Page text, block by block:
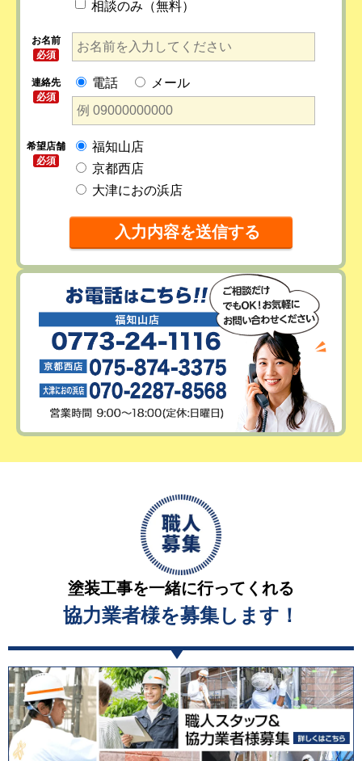
相談のみ（無料）
お名前
必須
連絡先
必須
電話 メール
希望店舗
必須
福知山店
京都西店
大津におの浜店
塗装工事を一緒に行ってくれる
協力業者様を募集します！